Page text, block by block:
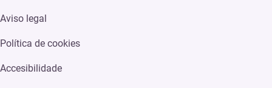
Aviso legal
Política de cookies
Accesibilidade